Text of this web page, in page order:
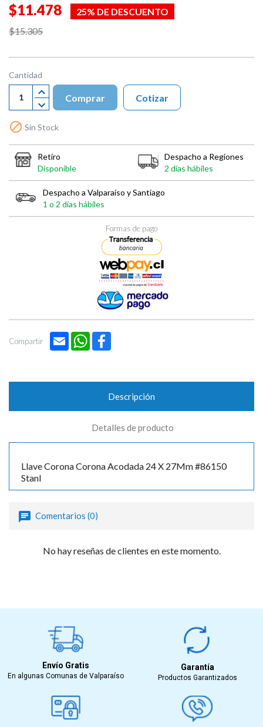
$11.478
25% DE DESCUENTO
$15.305
Cantidad
Comprar
 Sin Stock
Cotizar
Retiro
Disponible
Despacho a Regiones
2 días hábiles
Despacho a Valparaíso y Santiago
1 o 2 días hábiles
Formas de pago
Compartir Email WhatsApp
Descripción
Detalles de producto
Llave Corona Corona Acodada 24 X 27Mm #86150
Stanl
Comentarios (0)
No hay reseñas de clientes en este momento.
Envío Gratis
En algunas Comunas de Valparaíso
Garantía
Productos Garantizados